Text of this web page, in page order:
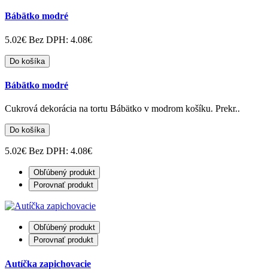
Bábätko modré
5.02€ Bez DPH: 4.08€
Do košíka
Bábätko modré
Cukrová dekorácia na tortu Bábätko v modrom košíku. Prekr..
Do košíka
5.02€ Bez DPH: 4.08€
Obľúbený produkt
Porovnať produkt
Obľúbený produkt
Porovnať produkt
Autíčka zapichovacie